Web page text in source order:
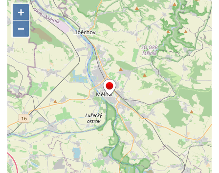
Sousoší Kalvárie před klášterem
dominikánů u Piaristického náměstí v
Českých Budějovicích
Socha svatého Václava u pramene v
Semilech
Pamětní deska Tomáše Garrigue Masaryka
na radnici v Českých Budějovicích
Pamětní deska na biskupské rezidenci v
Českých Budějovicích
Pamětní deska Josefa Hloucha na
biskupské rezidenci v Českých
Budějovicích
Socha žáby u rybníčku na Náměstí v